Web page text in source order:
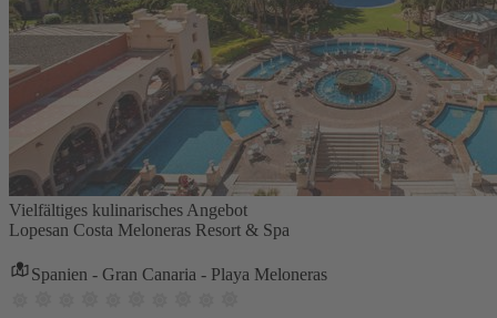
Vielfältiges kulinarisches Angebot
Lopesan Costa Meloneras Resort & Spa
Spanien - Gran Canaria - Playa Meloneras